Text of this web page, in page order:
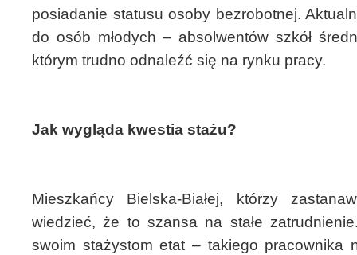
posiadanie statusu osoby bezrobotnej.
do osób młodych – absolwentów szkół
którym trudno odnaleźć się na rynku pracy.
Jak wygląda kwestia stażu?
Mieszkańcy Bielska-Białej, którzy
wiedzieć, że to szansa na stałe
swoim stażystom etat – takiego pracownika